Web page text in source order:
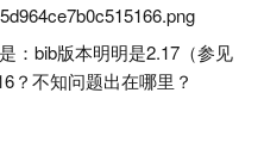
：bib版本明明是2.17（参见
？不知问题出在哪里？